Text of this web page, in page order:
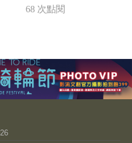
68 次點閱